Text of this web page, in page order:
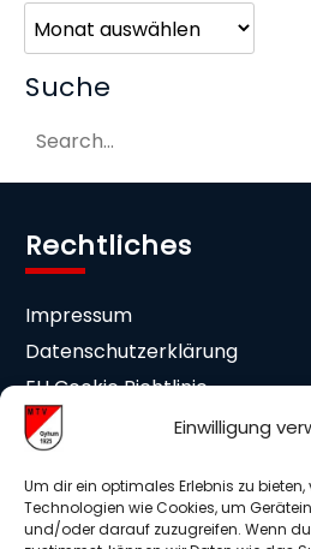
Einwilligung
Um dir ein optimales Erlebnis zu
Technologien wie Cookies, um
und/oder darauf zuzugreifen. Wenn
Suche
Rechtliches
Impressum
Datenschutzerklärung
EU Cookie Richtlinie
Cookie-Einstellungen
Mitgliedschaft
Beitrittserklärung